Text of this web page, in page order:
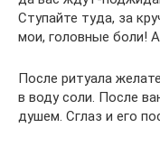
Ступайте туда, за
мои, головные боли!
После ритуала
в воду соли. После
душем. Сглаз и его